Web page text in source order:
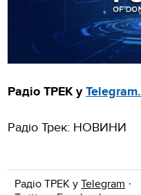
Радіо ТРЕК у Telegram.
Радіо Трек: НОВИНИ
Радіо ТРЕК уTelegram ·